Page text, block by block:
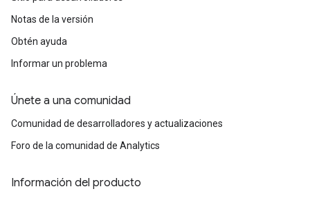
Notas de la versión
Obtén ayuda
Informar un problema
Únete a una comunidad
Comunidad de desarrolladores y actualizaciones
Foro de la comunidad de Analytics
Información del producto